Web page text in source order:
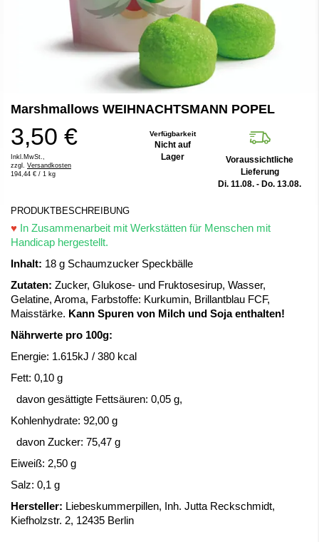
Anfang
Bildergalerie
springen
Marshmallows WEIHNACHTSMANN POPEL
3,50 €
Inkl.MwSt.,
zzgl. Versandkosten
194,44 € / 1 kg
Verfügbarkeit
Nicht auf
Lager
Voraussichtliche
Lieferung
Di. 11.08. - Do. 13.08.
PRODUKTBESCHREIBUNG
♥
In Zusammenarbeit mit Werkstätten für Menschen mit
Handicap hergestellt.
Inhalt: 18 g Schaumzucker Speckbälle
Zutaten: Zucker, Glukose- und Fruktosesirup, Wasser,
Gelatine, Aroma, Farbstoffe: Kurkumin, Brillantblau FCF,
Maisstärke. Kann Spuren von Milch und Soja enthalten!
Nährwerte pro 100g:
Energie: 1.615kJ / 380 kcal
Fett: 0,10 g
davon gesättigte Fettsäuren: 0,05 g,
Kohlenhydrate: 92,00 g
davon Zucker: 75,47 g
Eiweiß: 2,50 g
Salz: 0,1 g
Hersteller: Liebeskummerpillen, Inh. Jutta Reckschmidt,
Kiefholzstr. 2, 12435 Berlin